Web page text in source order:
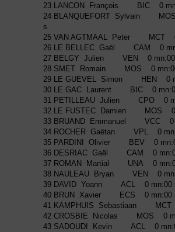
23 LANCON François BIC 0
24 BLANQUEFORT Sylvain
s
25 VAN AGTMAAL Peter MCT
26 LE BELLEC Gaël CAM 0
27 BELGY Julien VEN 0 mn:00
28 SMET Romain MOS 0
29 LE GUEVEL Simon HEN 0
30 LE GAC Laurent BIC 0
31 PETILLEAU Julien CPO 0
32 LE FUSTEC Damien MOS 0
33 BRUAND Emmanuel VCC 0
34 ROCHER Gaëtan VPL 0
35 PARDINI Olivier BEV 0
36 DESRIAC Gaël CAM 0
37 ROMAN Martial UNA 0
38 NAULEAU Bryan VEN 0
39 DAVID Yoann ACL 0 mn:00
40 BRUN Xavier ECS 0 mn:00
41 KAMPHUIS Sebastiaan MCT
42 CROSBIE Nicolas MOS 0
43 SADOUDI Kevin ACL 0